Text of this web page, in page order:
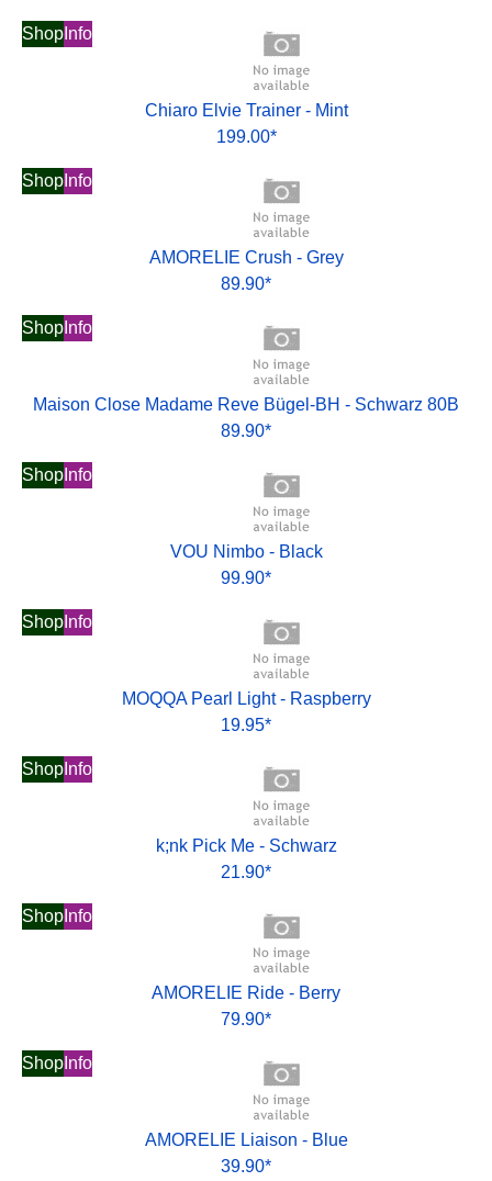
Shop Info
Chiaro Elvie Trainer - Mint
199.00*
Shop Info
AMORELIE Crush - Grey
89.90*
Shop Info
Maison Close Madame Reve Bügel-BH - Schwarz 80B
89.90*
Shop Info
VOU Nimbo - Black
99.90*
Shop Info
MOQQA Pearl Light - Raspberry
19.95*
Shop Info
k;nk Pick Me - Schwarz
21.90*
Shop Info
AMORELIE Ride - Berry
79.90*
Shop Info
AMORELIE Liaison - Blue
39.90*